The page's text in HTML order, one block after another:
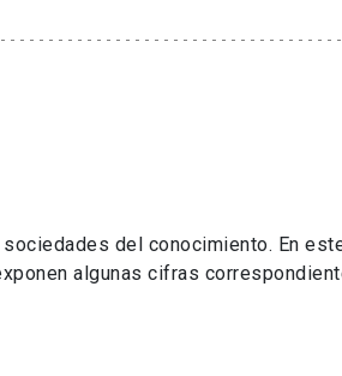
del conocimiento. En
algunas cifras